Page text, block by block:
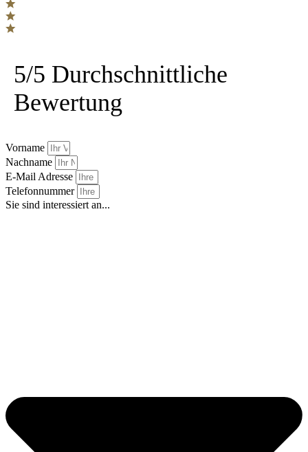
5/5 Durchschnittliche
Bewertung
Vorname
Nachname
E-Mail Adresse
Telefonnummer
Sie sind interessiert an...